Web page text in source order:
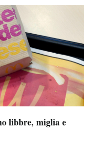
libbre, miglia e